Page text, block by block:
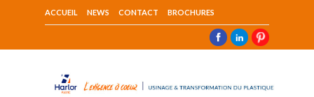
ACCUEIL NEWS CONTACT BROCHURES